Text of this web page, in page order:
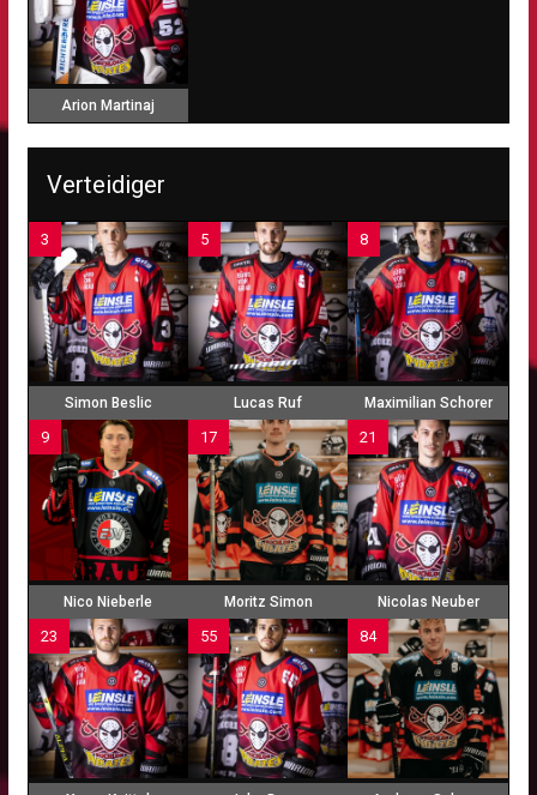
Arion Martinaj
Verteidiger
3
Simon Beslic
5
Lucas Ruf
8
Maximilian Schorer
9
Nico Nieberle
17
Moritz Simon
21
Nicolas Neuber
23 55 84